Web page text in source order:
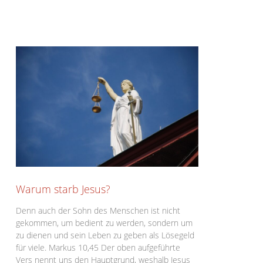
Warum starb Jesus?
Denn auch der Sohn des Menschen ist nicht
gekommen, um bedient zu werden, sondern um
zu dienen und sein Leben zu geben als Lösegeld
für viele. Markus 10,45 Der oben aufgeführte
Vers nennt uns den Hauptgrund, weshalb Jesus